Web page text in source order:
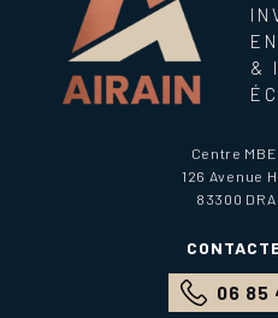
&
Centre
126 Avenue
83300
06 85